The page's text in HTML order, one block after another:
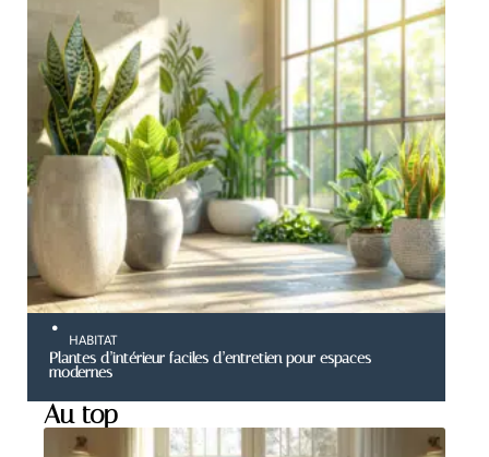
HABITAT
Plantes d’intérieur faciles d’entretien pour espaces
modernes
Au top